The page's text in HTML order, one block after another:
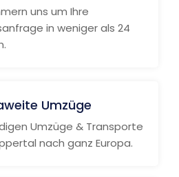
uns um Ihre
in weniger als 24
Umzüge
Umzüge & Transporte
nach ganz Europa.